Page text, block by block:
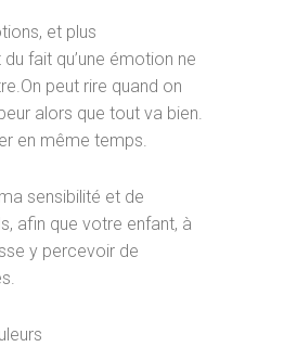
et plus
fait qu’une émotion ne
peut rire quand on
alors que tout va bien.
en même temps.
sensibilité et de
afin que votre enfant, à
y percevoir de